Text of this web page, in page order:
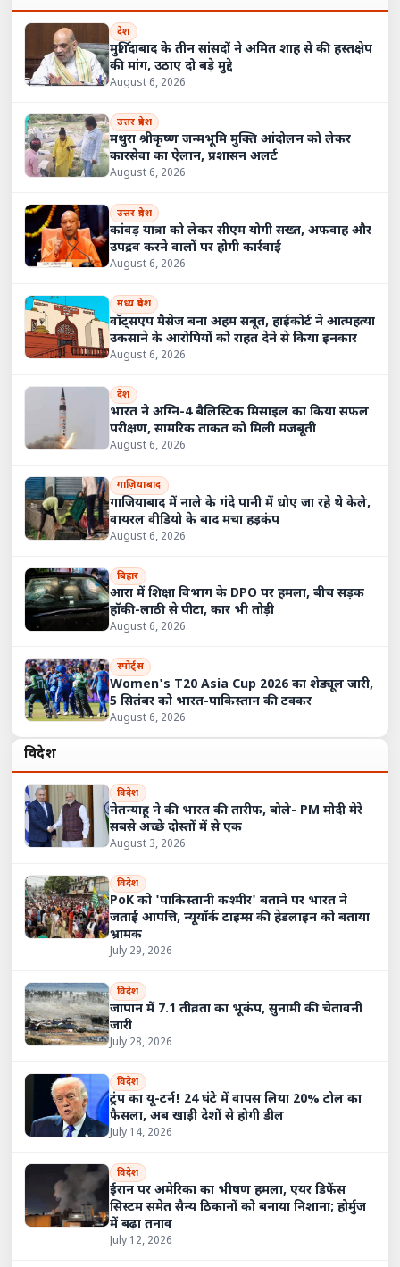
देश
मुर्शिदाबाद के तीन सांसदों ने अमित शाह से की हस्तक्षेप
की मांग, उठाए दो बड़े मुद्दे
August 6, 2026
उत्तर प्रदेश
मथुरा श्रीकृष्ण जन्मभूमि मुक्ति आंदोलन को लेकर
कारसेवा का ऐलान, प्रशासन अलर्ट
August 6, 2026
उत्तर प्रदेश
कांवड़ यात्रा को लेकर सीएम योगी सख्त, अफवाह और
उपद्रव करने वालों पर होगी कार्रवाई
August 6, 2026
मध्य प्रदेश
वॉट्सएप मैसेज बना अहम सबूत, हाईकोर्ट ने आत्महत्या
उकसाने के आरोपियों को राहत देने से किया इनकार
August 6, 2026
देश
भारत ने अग्नि-4 बैलिस्टिक मिसाइल का किया सफल
परीक्षण, सामरिक ताकत को मिली मजबूती
August 6, 2026
गाज़ियाबाद
गाजियाबाद में नाले के गंदे पानी में धोए जा रहे थे केले,
वायरल वीडियो के बाद मचा हड़कंप
August 6, 2026
बिहार
आरा में शिक्षा विभाग के DPO पर हमला, बीच सड़क
हॉकी-लाठी से पीटा, कार भी तोड़ी
August 6, 2026
स्पोर्ट्स
Women's T20 Asia Cup 2026 का शेड्यूल जारी,
5 सितंबर को भारत-पाकिस्तान की टक्कर
August 6, 2026
विदेश
विदेश
नेतन्याहू ने की भारत की तारीफ, बोले- PM मोदी मेरे
सबसे अच्छे दोस्तों में से एक
August 3, 2026
विदेश
PoK को 'पाकिस्तानी कश्मीर' बताने पर भारत ने
जताई आपत्ति, न्यूयॉर्क टाइम्स की हेडलाइन को बताया
भ्रामक
July 29, 2026
विदेश
जापान में 7.1 तीव्रता का भूकंप, सुनामी की चेतावनी
जारी
July 28, 2026
विदेश
ट्रंप का यू-टर्न! 24 घंटे में वापस लिया 20% टोल का
फैसला, अब खाड़ी देशों से होगी डील
July 14, 2026
विदेश
ईरान पर अमेरिका का भीषण हमला, एयर डिफेंस
सिस्टम समेत सैन्य ठिकानों को बनाया निशाना; होर्मुज
में बढ़ा तनाव
July 12, 2026